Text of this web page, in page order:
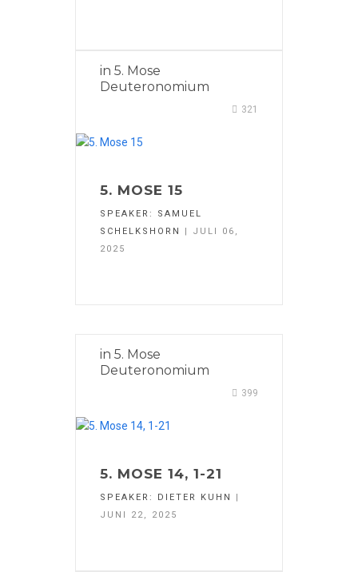
in 5. Mose
Deuteronomium
321
5. MOSE 15
SPEAKER: SAMUEL
SCHELKSHORN
| JULI 06,
2025
in 5. Mose
Deuteronomium
399
5. MOSE 14, 1-21
SPEAKER: DIETER KUHN
JUNI 22, 2025